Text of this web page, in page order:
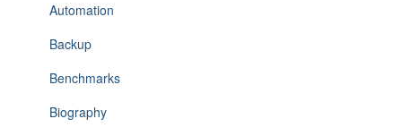
Automation
Backup
Benchmarks
Biography